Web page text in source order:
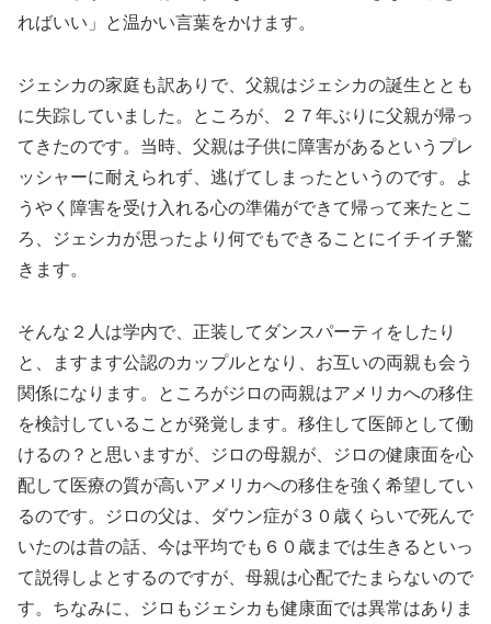
ればいい」と温かい言葉をかけます。
ジェシカの家庭も訳ありで、父親はジェシカの誕生ととも
に失踪していました。ところが、２７年ぶりに父親が帰っ
てきたのです。当時、父親は子供に障害があるというプレ
ッシャーに耐えられず、逃げてしまったというのです。よ
うやく障害を受け入れる心の準備ができて帰って来たとこ
ろ、ジェシカが思ったより何でもできることにイチイチ驚
きます。
そんな２人は学内で、正装してダンスパーティをしたり
と、ますます公認のカップルとなり、お互いの両親も会う
関係になります。ところがジロの両親はアメリカへの移住
を検討していることが発覚します。移住して医師として働
けるの？と思いますが、ジロの母親が、ジロの健康面を心
配して医療の質が高いアメリカへの移住を強く希望してい
るのです。ジロの父は、ダウン症が３０歳くらいで死んで
いたのは昔の話、今は平均でも６０歳までは生きるといっ
て説得しよとするのですが、母親は心配でたまらないので
す。ちなみに、ジロもジェシカも健康面では異常はありま